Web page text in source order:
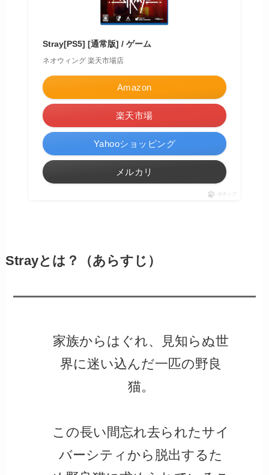
Stray[PS5] [通常版] / ゲーム
ネオウィング 楽天市場店
Amazon
楽天市場
Yahooショッピング
メルカリ
ポチップ
Strayとは？（あらすじ）
家族からはぐれ、見知らぬ世
界に迷い込んだ一匹の野良
猫。
この長い間忘れ去られたサイ
バーシティから脱出するた